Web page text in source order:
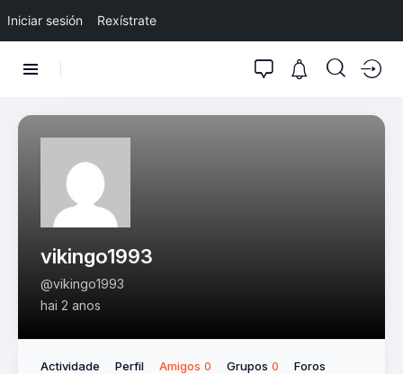
Iniciar sesión Rexístrate
vikingo1993
@vikingo1993
hai 2 anos
Actividade Perfil Amigos 0 Grupos 0
Foros